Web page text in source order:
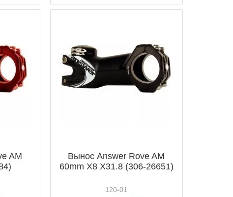
AM
Вынос Answer Rove AM
60mm X8 X31.8 (306-26651)
120-01